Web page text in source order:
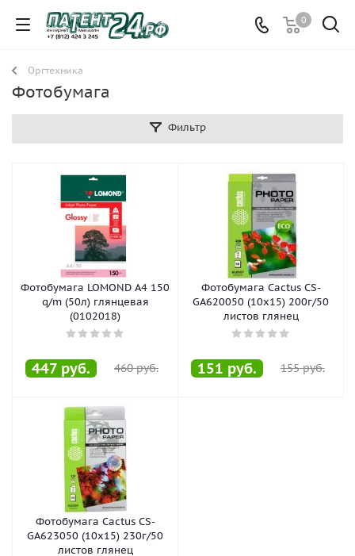
0
Оргтехника
Фотобумага
Фильтр
Фотобумага LOMOND A4 150
q/m (50л) глянцевая
(0102018)
447 руб. 460руб.
Фотобумага Cactus CS-
GA620050 (10x15) 200г/50
листов глянец
151 руб. 155руб.
Фотобумага Cactus CS-
GA623050 (10x15) 230г/50
листов глянец